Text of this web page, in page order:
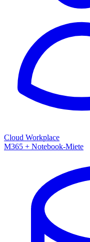
Cloud Workplace
M365 + Notebook-Miete